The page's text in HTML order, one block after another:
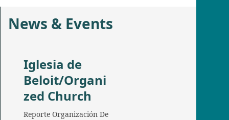
News & Events
Iglesia de
Beloit/Organi
zed Church
Reporte Organización De